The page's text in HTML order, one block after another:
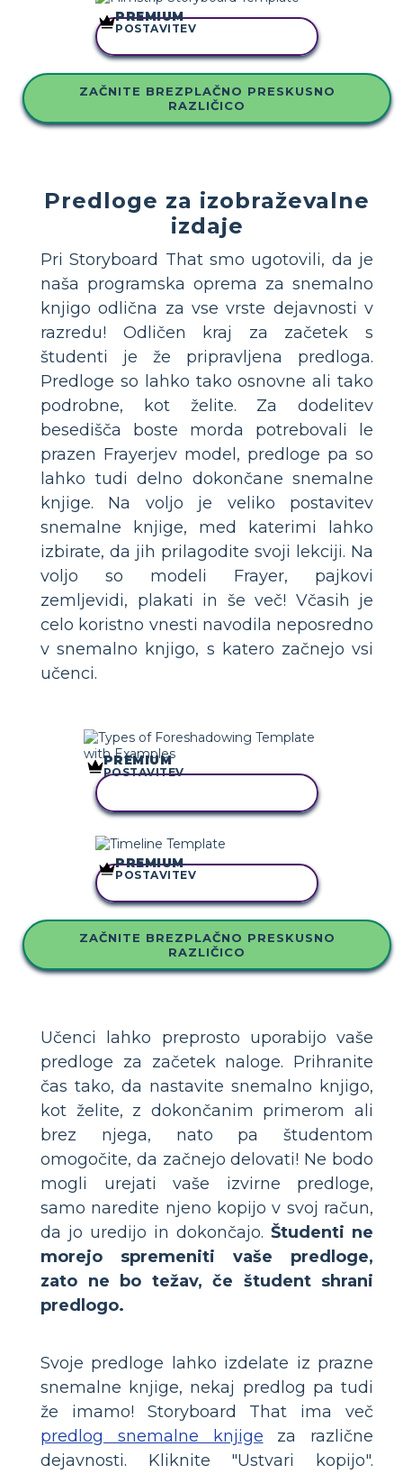
KOPIRAJ TO ZGODBO
PREMIUM
POSTAVITEV
ZAČNITE BREZPLAČNO PRESKUSNO
RAZLIČICO
Predloge za izobraževalne
izdaje
Pri Storyboard That smo ugotovili, da je
naša programska oprema za snemalno
knjigo odlična za vse vrste dejavnosti v
razredu! Odličen kraj za začetek s
študenti je že pripravljena predloga.
Predloge so lahko tako osnovne ali tako
podrobne, kot želite. Za dodelitev
besedišča boste morda potrebovali le
prazen Frayerjev model, predloge pa so
lahko tudi delno dokončane snemalne
knjige. Na voljo je veliko postavitev
snemalne knjige, med katerimi lahko
izbirate, da jih prilagodite svoji lekciji. Na
voljo so modeli Frayer, pajkovi
zemljevidi, plakati in še več! Včasih je
celo koristno vnesti navodila neposredno
v snemalno knjigo, s katero začnejo vsi
učenci.
PREMIUM
POSTAVITEV
KOPIRAJ TO ZGODBO
PREMIUM
POSTAVITEV
ZAČNITE BREZPLAČNO PRESKUSNO
RAZLIČICO
Učenci lahko preprosto uporabijo vaše
predloge za začetek naloge. Prihranite
čas tako, da nastavite snemalno knjigo,
kot želite, z dokončanim primerom ali
brez njega, nato pa študentom
omogočite, da začnejo delovati! Ne bodo
mogli urejati vaše izvirne predloge,
samo naredite njeno kopijo v svoj račun,
da jo uredijo in dokončajo. Študenti ne
morejo spremeniti vaše predloge,
zato ne bo težav, če študent shrani
predlogo.
Svoje predloge lahko izdelate iz prazne
snemalne knjige, nekaj predlog pa tudi
že imamo! Storyboard That ima več
predlog snemalne knjige za različne
dejavnosti. Kliknite "Ustvari kopijo".